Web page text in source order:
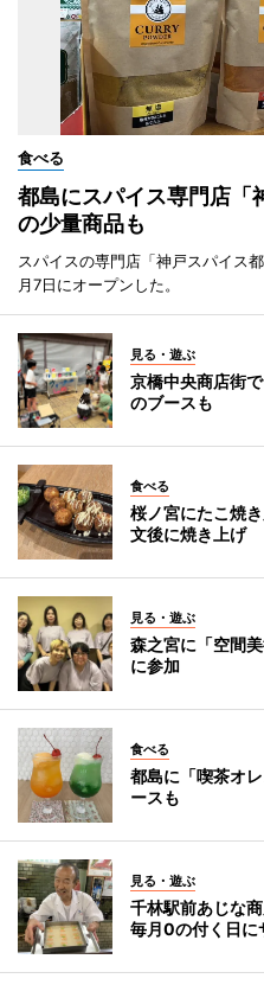
食べる
都島にスパイス専門店
の少量商品も
スパイスの専門店「神戸スパイス
月7日にオープンした。
見る・遊ぶ
京橋中央商店街
のブースも
食べる
桜ノ宮にたこ焼
文後に焼き上げ
見る・遊ぶ
森之宮に「空間
に参加
食べる
都島に「喫茶オ
ースも
見る・遊ぶ
千林駅前あじな
毎月0の付く日に